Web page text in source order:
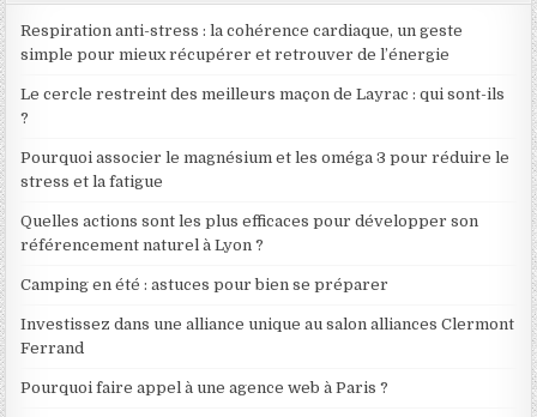
Respiration anti-stress : la cohérence cardiaque, un geste
simple pour mieux récupérer et retrouver de l’énergie
Le cercle restreint des meilleurs maçon de Layrac : qui sont-ils
?
Pourquoi associer le magnésium et les oméga 3 pour réduire le
stress et la fatigue
Quelles actions sont les plus efficaces pour développer son
référencement naturel à Lyon ?
Camping en été : astuces pour bien se préparer
Investissez dans une alliance unique au salon alliances Clermont
Ferrand
Pourquoi faire appel à une agence web à Paris ?